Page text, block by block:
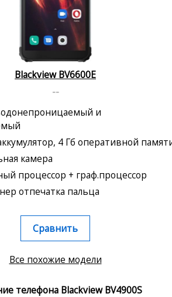
Blackview BV6600E
--
и
4 Гб оперативной
камера
процессор + граф.процессор
отпечатка пальца
Сравнить
Все похожие модели
телефона Blackview BV4900S